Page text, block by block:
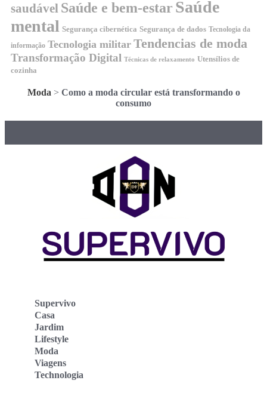
saudável Saúde e bem-estar Saúde
mental Segurança cibernética Segurança de dados Tecnologia da
informação Tecnologia militar Tendencias de moda
Transformação Digital Técnicas de relaxamento Utensílios de
cozinha
Moda> Como a moda circular está transformando o
consumo
Supervivo
Casa
Jardim
Lifestyle
Moda
Viagens
Technologia